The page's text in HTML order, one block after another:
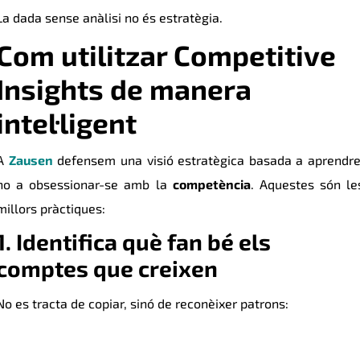
dada sense anàlisi no és estratègia.
utilitzar Competitive
de manera
Zausen defensem una visió estratègica basada a
a obsessionar-se amb la competència. Aquestes són
pràctiques:
Identifica què fan bé els
que creixen
es tracta de copiar, sinó de reconèixer patrons: